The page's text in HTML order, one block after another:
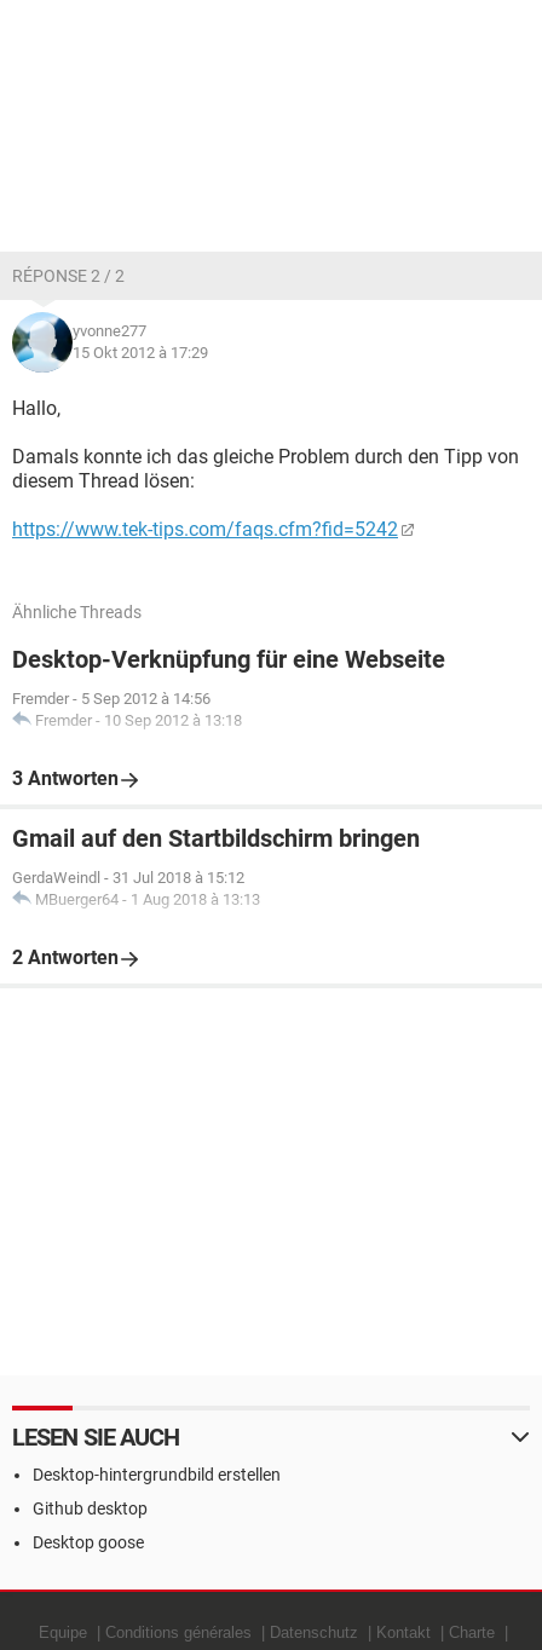
RÉPONSE 2 / 2
yvonne277
15 Okt 2012 à 17:29
Hallo,
Damals konnte ich das gleiche Problem durch den Tipp von
diesem Thread lösen:
https://www.tek-tips.com/faqs.cfm?fid=5242
Ähnliche Threads
Desktop-Verknüpfung für eine Webseite
Fremder - 5 Sep 2012 à 14:56
Fremder - 10 Sep 2012 à 13:18
3 Antworten
Gmail auf den Startbildschirm bringen
GerdaWeindl - 31 Jul 2018 à 15:12
MBuerger64 - 1 Aug 2018 à 13:13
2 Antworten
LESEN SIE AUCH
Desktop-hintergrundbild erstellen
Github desktop
Desktop goose
Equipe Conditions générales Datenschutz Kontakt Charte